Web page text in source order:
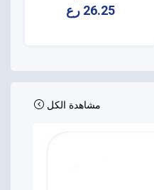
26.25 رع
مشاهدة الكل